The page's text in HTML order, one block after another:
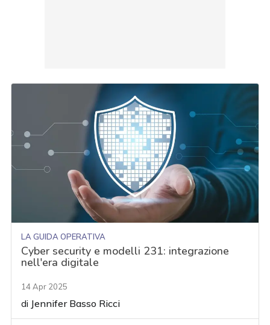
LA GUIDA OPERATIVA
Cyber security e modelli 231: integrazione
nell'era digitale
14 Apr 2025
di Jennifer Basso Ricci